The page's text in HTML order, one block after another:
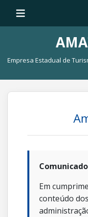
Empresa Estadual de
Em
conteúdo